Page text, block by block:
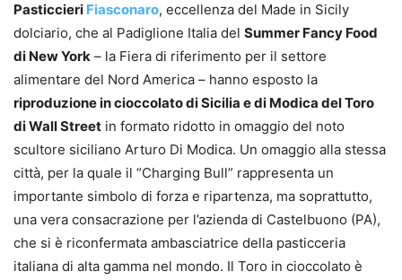
Pasticcieri Fiasconaro, eccellenza del Made in Sicily
dolciario, che al Padiglione Italia del Summer Fancy Food
di New York – la Fiera di riferimento per il settore
alimentare del Nord America – hanno esposto la
riproduzione in cioccolato di Sicilia e di Modica del Toro
di Wall Street in formato ridotto in omaggio del noto
scultore siciliano Arturo Di Modica. Un omaggio alla stessa
città, per la quale il “Charging Bull” rappresenta un
importante simbolo di forza e ripartenza, ma soprattutto,
una vera consacrazione per l’azienda di Castelbuono (PA),
che si è riconfermata ambasciatrice della pasticceria
italiana di alta gamma nel mondo. Il Toro in cioccolato è